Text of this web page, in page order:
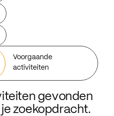
Voorgaande
activiteiten
gevonden
zoekopdracht.